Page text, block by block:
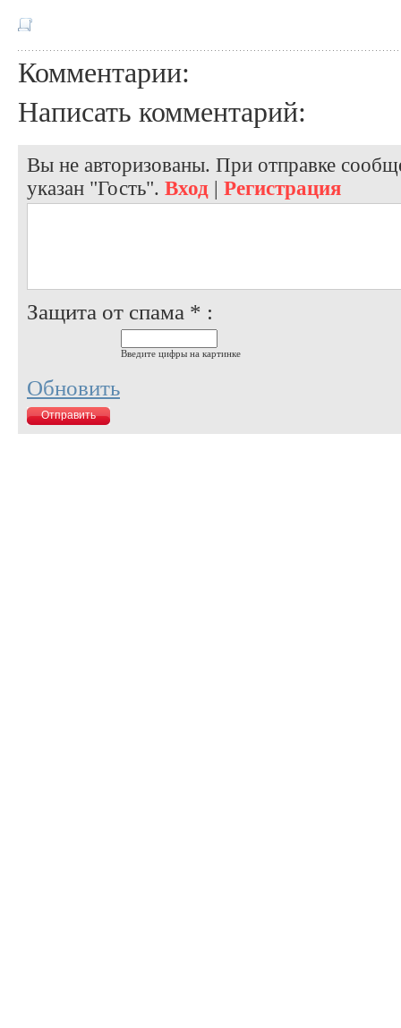
Комментарии:
Написать комментарий:
Вы не авторизованы. При отправке
указан "Гость". Вход | Регистрация
Защита от спама * :
Введите цифры на картинке
Обновить